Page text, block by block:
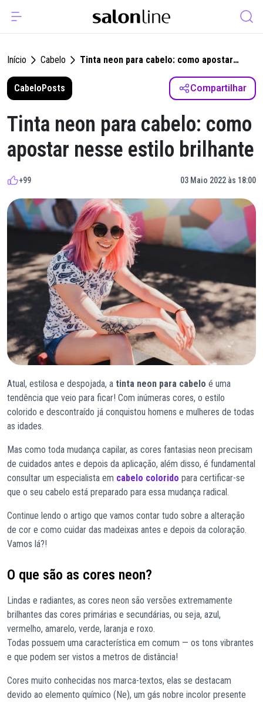
Início Cabelo
Tinta neon para cabelo: como apostar
CabeloPosts Compartilhar
Tinta neon para cabelo: como
apostar nesse estilo brilhante
+99 03 Maio 2022 às 18:00
Atual, estilosa e despojada, a tinta neon para cabelo é uma
tendência que veio para ficar! Com inúmeras cores, o estilo
colorido e descontraído já conquistou homens e mulheres de todas
as idades.
Mas como toda mudança capilar, as cores fantasias neon precisam
de cuidados antes e depois da aplicação, além disso, é fundamental
consultar um especialista em cabelo colorido para certificar-se
que o seu cabelo está preparado para essa mudança radical.
Continue lendo o artigo que vamos contar tudo sobre a alteração
de cor e como cuidar das madeixas antes e depois da coloração.
Vamos lá?!
O que são as cores neon?
Lindas e radiantes, as cores neon são versões extremamente
brilhantes das cores primárias e secundárias, ou seja, azul,
vermelho, amarelo, verde, laranja e roxo.
Todas possuem uma característica em comum — os tons vibrantes
e que podem ser vistos a metros de distância!
Cores muito conhecidas nos marca-textos, elas se destacam
devido ao elemento químico (Ne), um gás nobre incolor presente